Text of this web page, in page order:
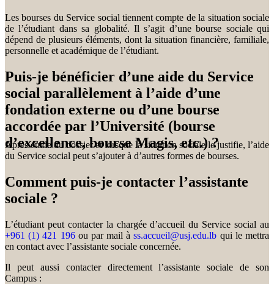
Les bourses du Service social tiennent compte de la situation sociale
de l’étudiant dans sa globalité. Il s’agit d’une bourse sociale qui
dépend de plusieurs éléments, dont la situation financière, familiale,
personnelle et académique de l’étudiant.
Puis-je bénéficier d’une aide du Service
social parallèlement à l’aide d’une
fondation externe ou d’une bourse
accordée par l’Université (bourse
d’excellence, bourse Magis, etc.) ?
Après étude du dossier et lorsque la situation sociale le justifie, l’aide
du Service social peut s’ajouter à d’autres formes de bourses.
Comment puis-je contacter l’assistante
sociale ?
L’étudiant peut contacter la chargée d’accueil du Service social au
+961 (1) 421 196ou par mail àss.accueil@usj.edu.lb qui le mettra
en contact avec l’assistante sociale concernée.
Il peut aussi contacter directement l’assistante sociale de son
Campus :